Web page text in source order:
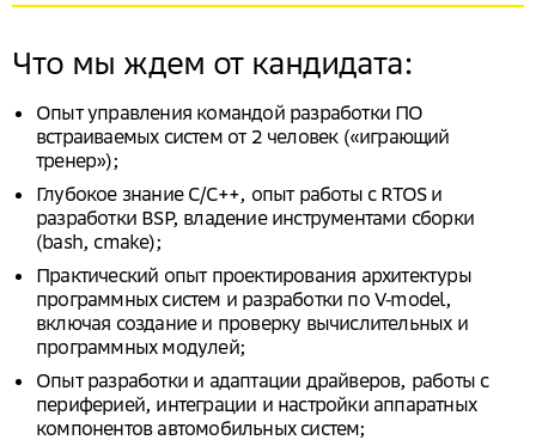
Что мы ждем от кандидата:
Опыт управления командой разработки ПО
встраиваемых систем от 2 человек («играющий
тренер»);
Глубокое знание C/C++, опыт работы с RTOS и
разработки BSP, владение инструментами сборки
(bash, cmake);
Практический опыт проектирования архитектуры
программных систем и разработки по V‑model,
включая создание и проверку вычислительных и
программных модулей;
Опыт разработки и адаптации драйверов, работы с
периферией, интеграции и настройки аппаратных
компонентов автомобильных систем;